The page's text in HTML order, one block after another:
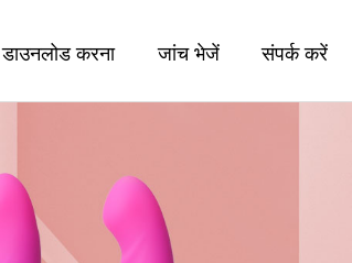
डाउनलोड करना जांच भेजें संपर्क करें